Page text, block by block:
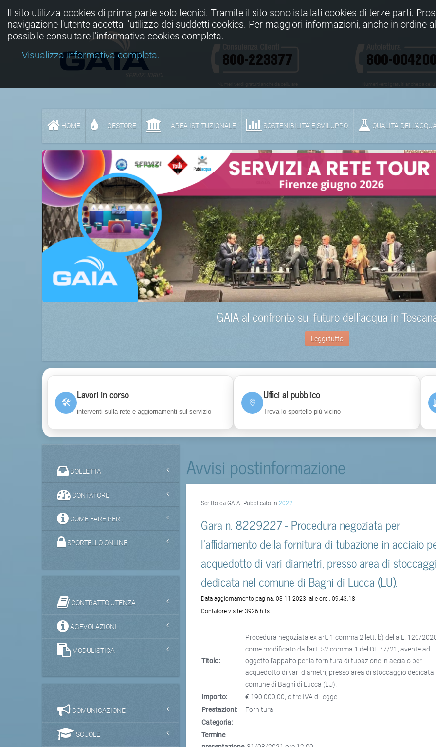
HOME GESTORE AREA ISTITUZIONALE SOSTENIBILITA' E SVILUPPO QUALITA’
GAIA al confronto sul futuro dell’acqua in
Leggi tutto
🛠
Lavori in corso
interventi sulla rete e aggiornamenti sul servizio
Uffici al pubblico
Trova lo sportello più vicino
Avvisi postinformazione
Scritto da GAIA. Pubblicato in2022
Gara n. 8229227 - Procedura negoziata per
l'affidamento della fornitura di tubazione in acciaio
acquedotto di vari diametri, presso area di
dedicata nel comune di Bagni di Lucca (LU).
Data aggiornamento pagina:03-11-2023 alle ore :09:43:18
Contatore visite:3926 hits
Titolo:
Procedura negoziata ex art. 1 comma 2 lett. b) della L. 120/
come modificato dall'art. 52 comma 1 del DL 77/21, avente ad
oggetto l'appalto per la fornitura di tubazione in acciaio per
acquedotto di vari diametri, presso area di stoccaggio dedicata
comune di Bagni di Lucca (LU).
Importo:
€ 190.000,00, oltre IVA di legge.
Prestazioni:
Fornitura
Categoria:
Termine
BOLLETTA
CONTATORE
COME FARE PER...
SPORTELLO ONLINE
CONTRATTO UTENZA
AGEVOLAZIONI
MODULISTICA
COMUNICAZIONE
SCUOLE
Il sito utilizza cookies di prima parte solo tecnici. Tramite il sito sono istallati cookies di terze parti.
navigazione l'utente accetta l'utilizzo dei suddetti cookies. Per maggiori informazioni, anche in ordine
possibile consultare l'informativa cookies completa.
Visualizza informativa completa.